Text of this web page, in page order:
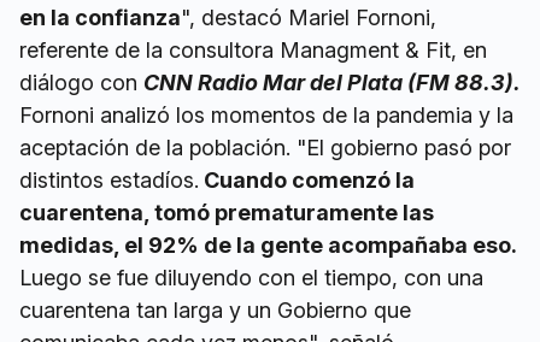
en la confianza", destacó Mariel Fornoni,
referente de la consultora Managment & Fit, en
diálogo con CNN Radio Mar del Plata (FM 88.3).
Fornoni analizó los momentos de la pandemia y la
aceptación de la población. "El gobierno pasó por
distintos estadíos. Cuando comenzó la
cuarentena, tomó prematuramente las
medidas, el 92% de la gente acompañaba eso.
Luego se fue diluyendo con el tiempo, con una
cuarentena tan larga y un Gobierno que